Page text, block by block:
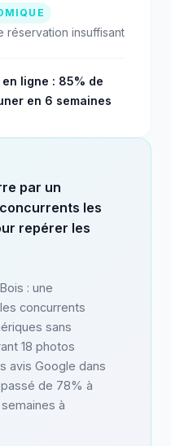
réservation insuffisant
ligne : 85% de
en 6 semaines
par un
les
repérer les
: une
concurrents
sans
18 photos
avis Google dans
de 78% à
à